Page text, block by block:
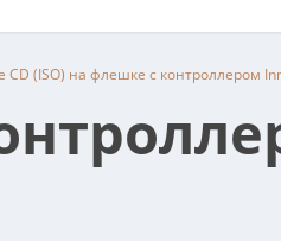
CD (ISO) на флешке с контроллером